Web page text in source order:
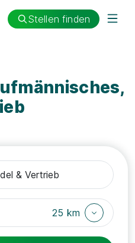
Stellen finden
25 km